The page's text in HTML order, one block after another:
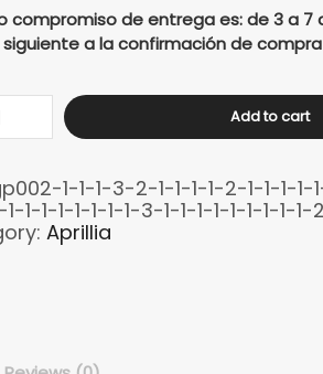
compromiso de entrega es: de 3 a 7
a la confirmación de compra
Add to cart
1-1-1-3-2-1-1-1-1-2-1-1-1-1-
1-1-1-1-1-1-1-1-3-1-1-1-1-1-1-1-1-1-
Aprillia